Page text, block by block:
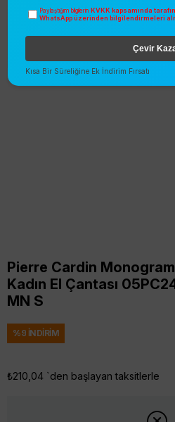
Pierre Cardin
Kadın El Çantası
MN S
%9 İNDIRIM
₺210,04 `den başlayan taksitlerle
Paylaştığım bilgilerin KVKK kapsamında
WhatsApp üzerinden bilgilendirmeleri
Çevir
Kısa Bir Süreliğine Ek İndirim Fırsatı